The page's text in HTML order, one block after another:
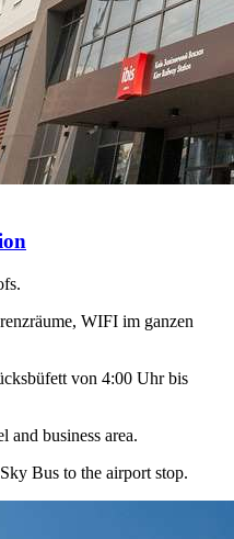
WIFI im ganzen
von 4:00 Uhr bis
and business area.
Bus to the airport stop.